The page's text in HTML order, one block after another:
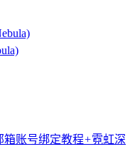
箱账号绑定教程+霓虹深